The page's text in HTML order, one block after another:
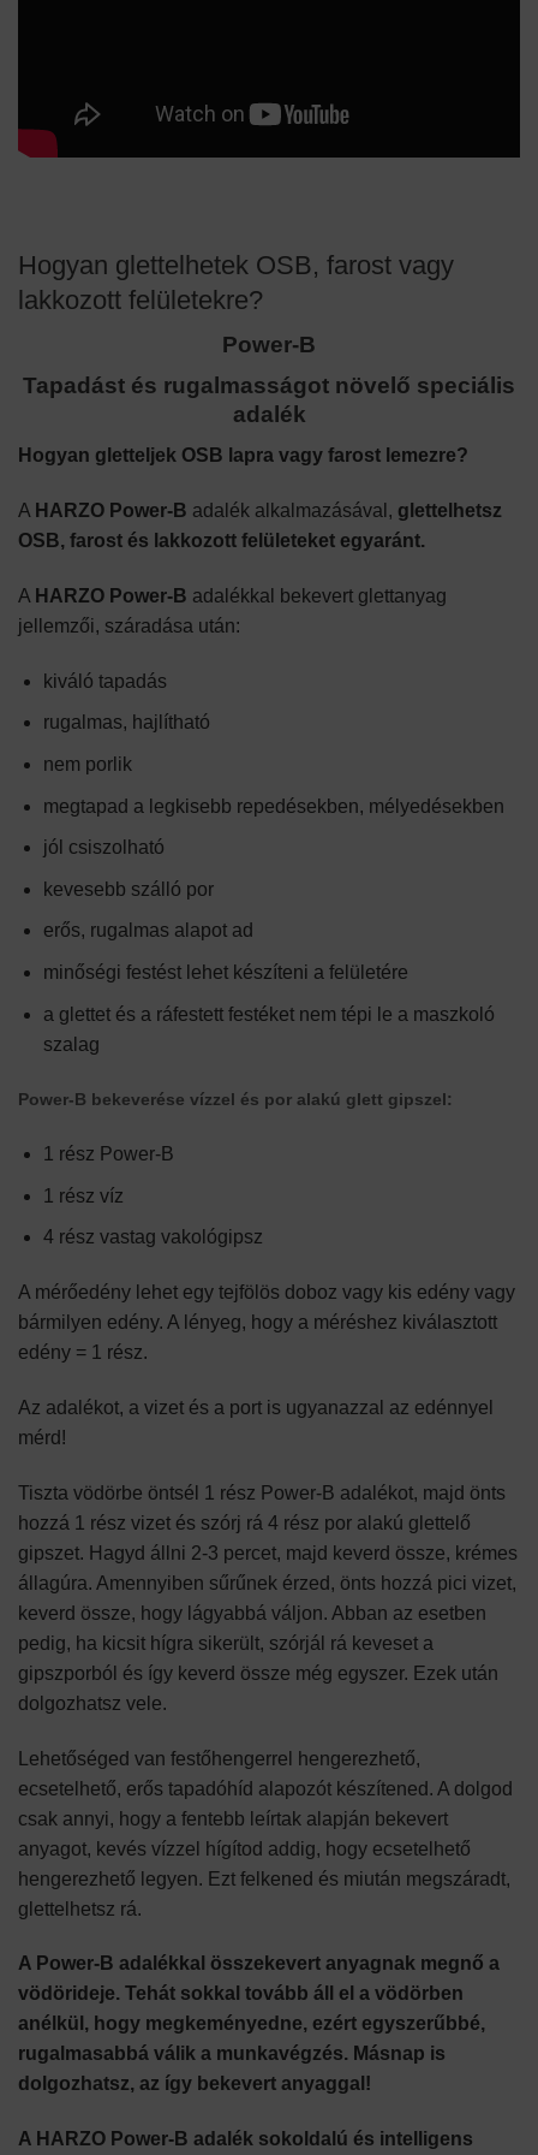
Hogyan glettelhetek OSB, farost vagy
lakkozott felületekre?
Power-B
Tapadást és rugalmasságot növelő speciális
adalék
Hogyan gletteljek OSB lapra vagy farost lemezre?
A HARZO Power-B adalék alkalmazásával, glettelhetsz
OSB, farost és lakkozott felületeket egyaránt.
A HARZO Power-B adalékkal bekevert glettanyag
jellemzői, száradása után:
kiváló tapadás
rugalmas, hajlítható
nem porlik
megtapad a legkisebb repedésekben, mélyedésekben
jól csiszolható
kevesebb szálló por
erős, rugalmas alapot ad
minőségi festést lehet készíteni a felületére
a glettet és a ráfestett festéket nem tépi le a maszkoló
szalag
Power-B bekeverése vízzel és por alakú glett gipszel:
1 rész Power-B
1 rész víz
4 rész vastag vakológipsz
A mérőedény lehet egy tejfölös doboz vagy kis edény vagy
bármilyen edény. A lényeg, hogy a méréshez kiválasztott
edény = 1 rész.
Az adalékot, a vizet és a port is ugyanazzal az edénnyel
mérd!
Tiszta vödörbe öntsél 1 rész Power-B adalékot, majd önts
hozzá 1 rész vizet és szórj rá 4 rész por alakú glettelő
gipszet. Hagyd állni 2-3 percet, majd keverd össze, krémes
állagúra. Amennyiben sűrűnek érzed, önts hozzá pici vizet,
keverd össze, hogy lágyabbá váljon. Abban az esetben
pedig, ha kicsit hígra sikerült, szórjál rá keveset a
gipszporból és így keverd össze még egyszer. Ezek után
dolgozhatsz vele.
Lehetőséged van festőhengerrel hengerezhető,
ecsetelhető, erős tapadóhíd alapozót készítened. A dolgod
csak annyi, hogy a fentebb leírtak alapján bekevert
anyagot, kevés vízzel hígítod addig, hogy ecsetelhető
hengerezhető legyen. Ezt felkened és miután megszáradt,
glettelhetsz rá.
A Power-B adalékkal összekevert anyagnak megnő a
vödörideje. Tehát sokkal tovább áll el a vödörben
anélkül, hogy megkeményedne, ezért egyszerűbbé,
rugalmasabbá válik a munkavégzés. Másnap is
dolgozhatsz, az így bekevert anyaggal!
A HARZO Power-B adalék sokoldalú és intelligens